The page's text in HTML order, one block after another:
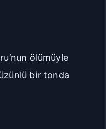
ölümüyle
bir tonda